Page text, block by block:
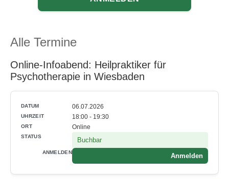
Alle Termine
Online-Infoabend: Heilpraktiker für
Psychotherapie in Wiesbaden
06.07.2026
18:00 - 19:30
Online
Buchbar
Anmelden